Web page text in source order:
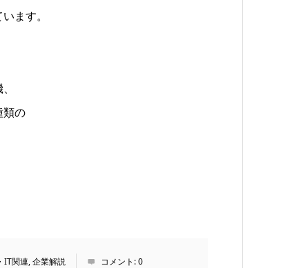
ます。
類の
IT関連,企業解説 コメント:0